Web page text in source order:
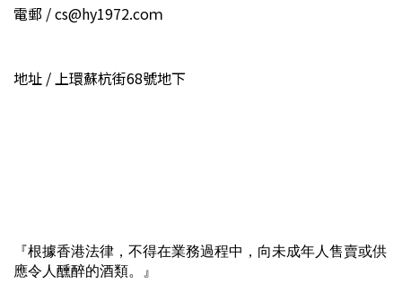
電郵 / cs@hy1972.coｍ
地址 / 上環蘇杭街68號地下
『根據香港法律，不得在業務過程中，向未成年人售賣或供
應令人醺醉的酒類。』